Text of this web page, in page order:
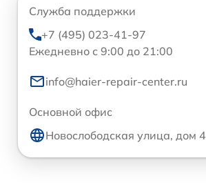
Служба поддержки
+7 (495) 023-41-97
Ежедневно с 9:00 до 21:00
info@haier-repair-center.ru
Основной офис
Новослободская улица, дом 4